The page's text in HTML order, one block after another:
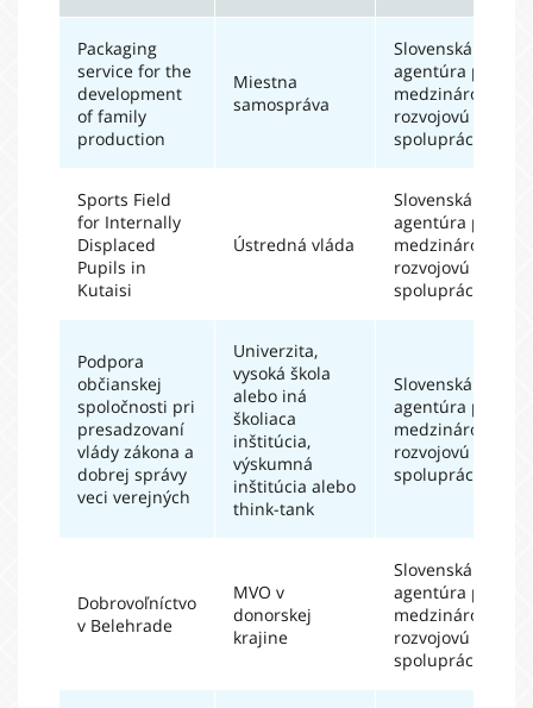
Packaging
service for the
development
of family
production
Miestna
samospráva
Slovenská
agentúra pre
medzinárodnú
rozvojovú
spoluprácu
Sports Field
for Internally
Displaced
Pupils in
Kutaisi
Ústredná vláda
Slovenská
agentúra pre
medzinárodnú
rozvojovú
spoluprácu
Podpora
občianskej
spoločnosti pri
presadzovaní
vlády zákona a
dobrej správy
veci verejných
Univerzita,
vysoká škola
alebo iná
školiaca
inštitúcia,
výskumná
inštitúcia alebo
think-tank
Slovenská
agentúra pre
medzinárodnú
rozvojovú
spoluprácu
Dobrovoľníctvo
v Belehrade
MVO v
donorskej
krajine
Slovenská
agentúra pre
medzinárodnú
rozvojovú
spoluprácu